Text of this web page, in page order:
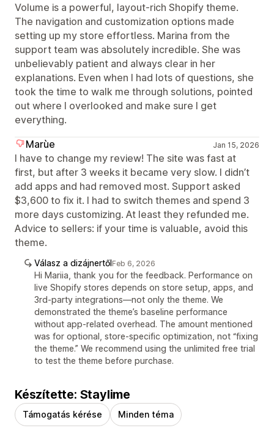
Volume is a powerful, layout‑rich Shopify theme.
The navigation and customization options made
setting up my store effortless. Marina from the
support team was absolutely incredible. She was
unbelievably patient and always clear in her
explanations. Even when I had lots of questions, she
took the time to walk me through solutions, pointed
out where I overlooked and make sure I get
everything.
Marùe
Jan 15, 2026
I have to change my review! The site was fast at
first, but after 3 weeks it became very slow. I didn’t
add apps and had removed most. Support asked
$3,600 to fix it. I had to switch themes and spend 3
more days customizing. At least they refunded me.
Advice to sellers: if your time is valuable, avoid this
theme.
Válasz a dizájnertőlFeb 6, 2026
Hi Mariia, thank you for the feedback. Performance on
live Shopify stores depends on store setup, apps, and
3rd-party integrations—not only the theme. We
demonstrated the theme’s baseline performance
without app-related overhead. The amount mentioned
was for optional, store-specific optimization, not “fixing
the theme.” We recommend using the unlimited free trial
to test the theme before purchase.
Készítette: Staylime
Támogatás kérése Minden téma